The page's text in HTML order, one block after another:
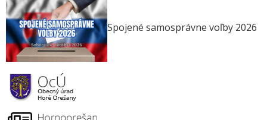
Spojené samosprávne voľby 2026